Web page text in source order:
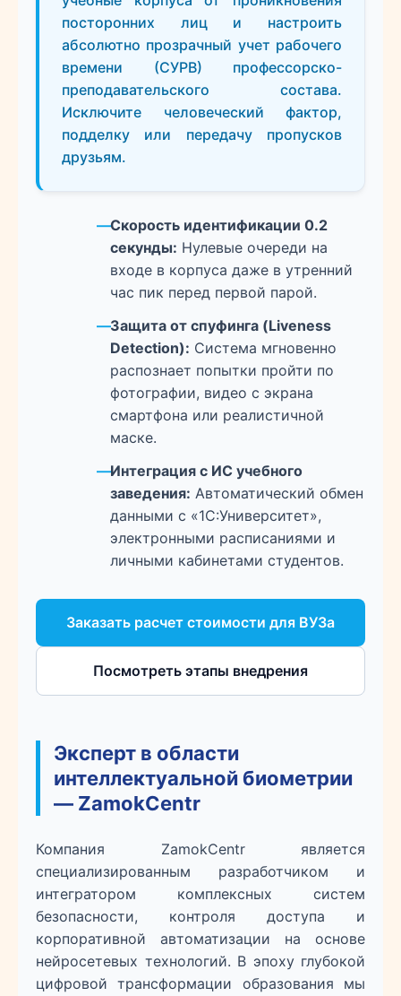
посторонних лиц и настроить
абсолютно прозрачный учет рабочего
времени (СУРВ) профессорско-
преподавательского состава.
Исключите человеческий фактор,
подделку или передачу пропусков
друзьям.
Скорость идентификации 0.2
секунды: Нулевые очереди на
входе в корпуса даже в утренний
час пик перед первой парой.
Защита от спуфинга (Liveness
Detection): Система мгновенно
распознает попытки пройти по
фотографии, видео с экрана
смартфона или реалистичной
маске.
Интеграция с ИС учебного
заведения: Автоматический обмен
данными с «1С:Университет»,
электронными расписаниями и
личными кабинетами студентов.
Заказать расчет стоимости для ВУЗа
Посмотреть этапы внедрения
Эксперт в области
интеллектуальной биометрии
— ZamokCentr
Компания ZamokCentr является
специализированным разработчиком и
интегратором комплексных систем
безопасности, контроля доступа и
корпоративной автоматизации на основе
нейросетевых технологий. В эпоху глубокой
цифровой трансформации образования мы